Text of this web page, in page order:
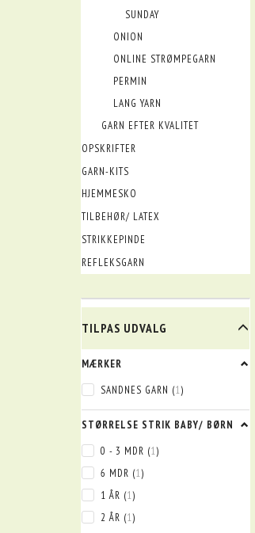
SUNDAY
ONION
ONLINE STRØMPEGARN
PERMIN
LANG YARN
GARN EFTER KVALITET
OPSKRIFTER
GARN-KITS
HJEMMESKO
TILBEHØR/ LATEX
STRIKKEPINDE
REFLEKSGARN
TILPAS UDVALG
MÆRKER
SANDNES GARN (1)
STØRRELSE STRIK BABY/ BØRN
0 - 3 MDR (1)
6 MDR (1)
1 ÅR (1)
2 ÅR (1)